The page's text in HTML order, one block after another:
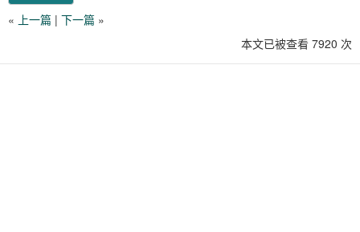
« 上一篇 | 下一篇 »
本文已被查看 7920 次